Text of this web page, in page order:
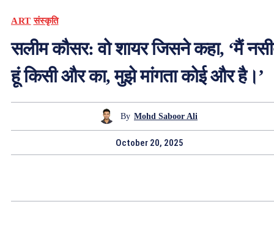
ART संस्कृति
सलीम कौसर: वो शायर जिसने कहा, ‘मैं
हूं किसी और का, मुझे मांगता कोई और है।’
By Mohd Saboor Ali
October 20, 2025